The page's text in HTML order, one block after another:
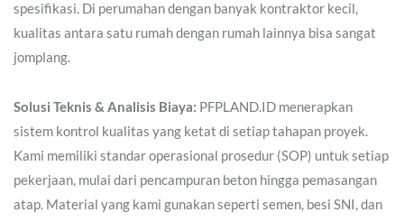
spesifikasi. Di perumahan dengan banyak kontraktor kecil,
kualitas antara satu rumah dengan rumah lainnya bisa sangat
jomplang.
Solusi Teknis & Analisis Biaya: PFPLAND.ID menerapkan
sistem kontrol kualitas yang ketat di setiap tahapan proyek.
Kami memiliki standar operasional prosedur (SOP) untuk setiap
pekerjaan, mulai dari pencampuran beton hingga pemasangan
atap. Material yang kami gunakan seperti semen, besi SNI, dan